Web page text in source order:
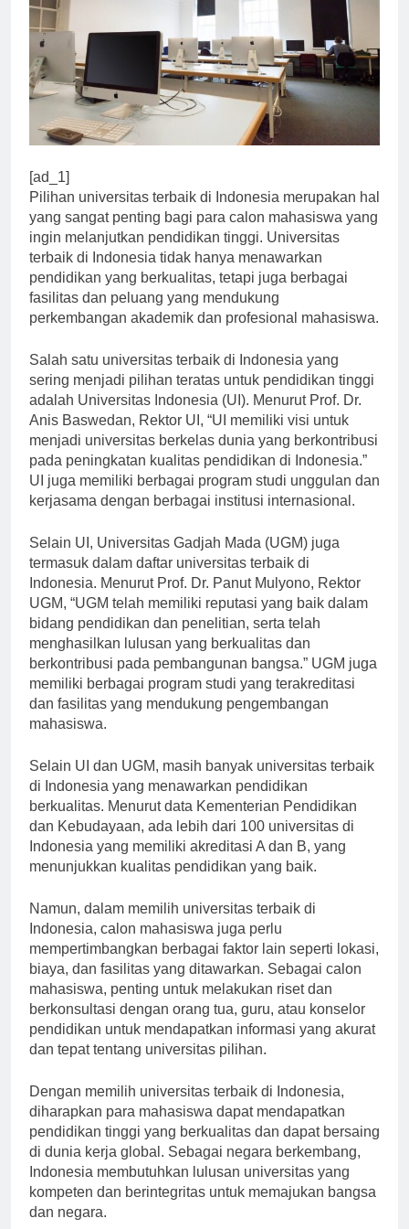
[ad_1]
Pilihan universitas terbaik di Indonesia merupakan hal
yang sangat penting bagi para calon mahasiswa yang
ingin melanjutkan pendidikan tinggi. Universitas
terbaik di Indonesia tidak hanya menawarkan
pendidikan yang berkualitas, tetapi juga berbagai
fasilitas dan peluang yang mendukung
Salah satu universitas terbaik di Indonesia yang
sering menjadi pilihan teratas untuk pendidikan tinggi
adalah Universitas Indonesia (UI). Menurut Prof. Dr.
Anis Baswedan, Rektor UI, “UI memiliki visi untuk
menjadi universitas berkelas dunia yang berkontribusi
pada peningkatan kualitas pendidikan di Indonesia.”
UI juga memiliki berbagai program studi unggulan dan
Selain UI, Universitas Gadjah Mada (UGM) juga
termasuk dalam daftar universitas terbaik di
Indonesia. Menurut Prof. Dr. Panut Mulyono, Rektor
UGM, “UGM telah memiliki reputasi yang baik dalam
bidang pendidikan dan penelitian, serta telah
menghasilkan lulusan yang berkualitas dan
berkontribusi pada pembangunan bangsa.” UGM juga
memiliki berbagai program studi yang terakreditasi
dan fasilitas yang mendukung pengembangan
Selain UI dan UGM, masih banyak universitas terbaik
di Indonesia yang menawarkan pendidikan
berkualitas. Menurut data Kementerian Pendidikan
dan Kebudayaan, ada lebih dari 100 universitas di
Indonesia yang memiliki akreditasi A dan B, yang
Namun, dalam memilih universitas terbaik di
Indonesia, calon mahasiswa juga perlu
mempertimbangkan berbagai faktor lain seperti lokasi,
biaya, dan fasilitas yang ditawarkan. Sebagai calon
mahasiswa, penting untuk melakukan riset dan
berkonsultasi dengan orang tua, guru, atau konselor
pendidikan untuk mendapatkan informasi yang akurat
Dengan memilih universitas terbaik di Indonesia,
diharapkan para mahasiswa dapat mendapatkan
pendidikan tinggi yang berkualitas dan dapat bersaing
di dunia kerja global. Sebagai negara berkembang,
Indonesia membutuhkan lulusan universitas yang
kompeten dan berintegritas untuk memajukan bangsa